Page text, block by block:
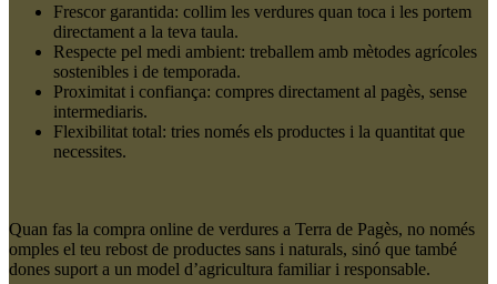
Frescor garantida: collim les verdures quan toca i les portem
directament a la teva taula.
Respecte pel medi ambient: treballem amb mètodes agrícoles
sostenibles i de temporada.
Proximitat i confiança: compres directament al pagès, sense
intermediaris.
Flexibilitat total: tries només els productes i la quantitat que
necessites.
Quan fas la compra online de verdures a Terra de Pagès, no només
omples el teu rebost de productes sans i naturals, sinó que també
dones suport a un model d’agricultura familiar i responsable.